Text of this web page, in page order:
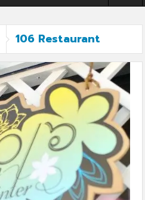
106 Restaurant